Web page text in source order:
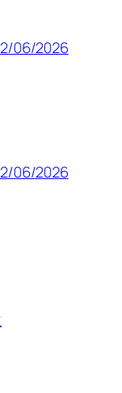
06/2026
06/2026